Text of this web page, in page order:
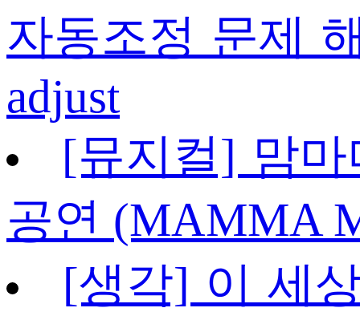
자동조정 문제
adjust
[뮤지컬] 맘
공연 (MAMMA
[생각] 이 세